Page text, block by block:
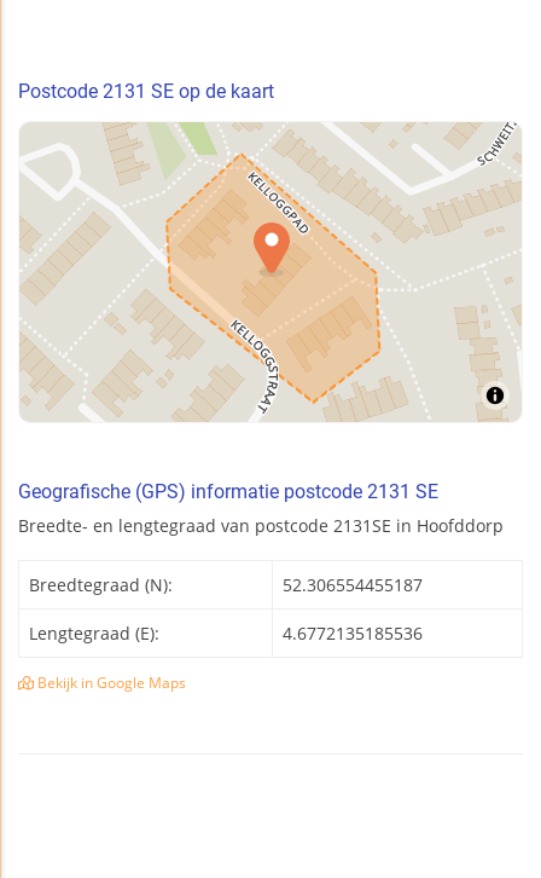
Postcode 2131 SE op de kaart
Geografische (GPS) informatie postcode 2131 SE
Breedte- en lengtegraad van postcode 2131SE in Hoofddorp
Breedtegraad (N): 52.306554455187
Lengtegraad (E): 4.6772135185536
Bekijk in Google Maps